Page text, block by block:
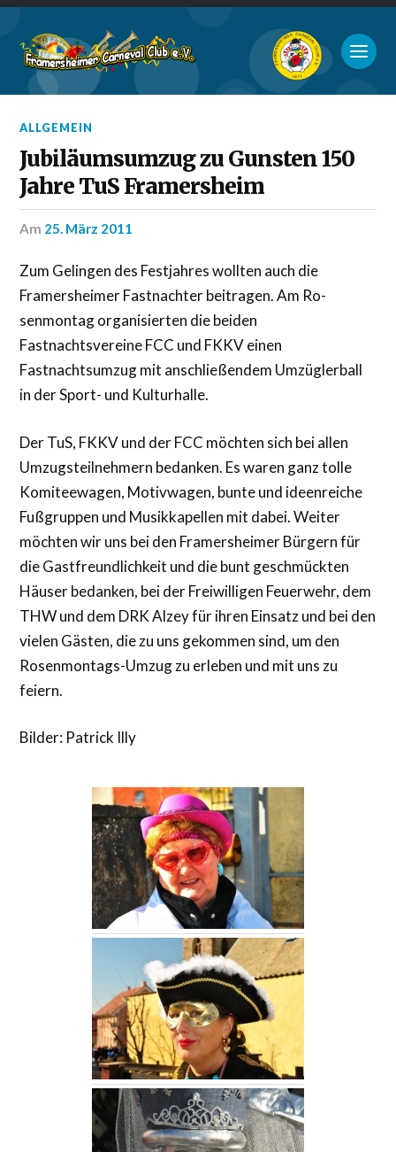
ALLGEMEIN
Jubiläumsumzug zu Gunsten 150
Jahre TuS Framersheim
am 25. März 2011
Zum Gelingen des Festjahres wollten auch die
Framersheimer Fastnachter beitragen. Am Ro-
senmontag organisierten die beiden
Fastnachtsvereine FCC und FKKV einen
Fastnachtsumzug mit anschließendem Umzüglerball
in der Sport- und Kulturhalle.
Der TuS, FKKV und der FCC möchten sich bei allen
Umzugsteilnehmern bedanken. Es waren ganz tolle
Komiteewagen, Motivwagen, bunte und ideenreiche
Fußgruppen und Musikkapellen mit dabei. Weiter
möchten wir uns bei den Framersheimer Bürgern für
die Gastfreundlichkeit und die bunt geschmückten
Häuser bedanken, bei der Freiwilligen Feuerwehr, dem
THW und dem DRK Alzey für ihren Einsatz und bei den
vielen Gästen, die zu uns gekommen sind, um den
Rosenmontags-Umzug zu erleben und mit uns zu
feiern.
Bilder: Patrick Illy